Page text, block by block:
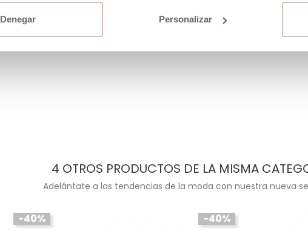
Denegar Personalizar
4 OTROS PRODUCTOS DE LA MISMA
Adelántate a las tendencias de la moda con nuestra nueva
-40% -40%